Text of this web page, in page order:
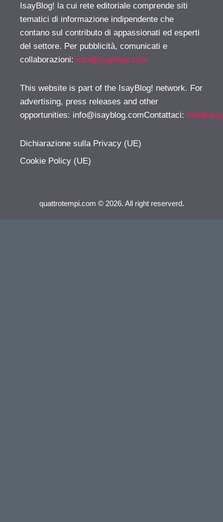
IsayBlog! la cui rete editoriale comprende siti
tematici di informazione indipendente che
contano sul contributo di appassionati ed esperti
del settore. Per pubblicità, comunicati e
collaborazioni: info@isayblog.com
This website is part of the IsayBlog! network. For
advertising, press releases and other
opportunities: info@isayblog.comContattaci:
Dichiarazione sulla Privacy (UE)
Cookie Policy (UE)
quattrotempi.com © 2026. All right reserverd.